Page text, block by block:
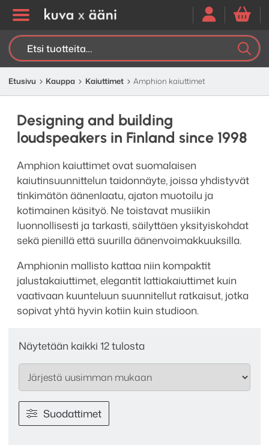
Etsi:
Etusivu Kauppa Kaiuttimet Amphion kaiuttimet
Designing and building
loudspeakers in Finland since 1998
Amphion kaiuttimet ovat suomalaisen
kaiutinsuunnittelun taidonnäyte, joissa yhdistyvät
tinkimätön äänenlaatu, ajaton muotoilu ja
kotimainen käsityö. Ne toistavat musiikin
luonnollisesti ja tarkasti, säilyttäen yksityiskohdat
sekä pienillä että suurilla äänenvoimakkuuksilla.
Amphionin mallisto kattaa niin kompaktit
jalustakaiuttimet, elegantit lattiakaiuttimet kuin
vaativaan kuunteluun suunnitellut ratkaisut, jotka
sopivat yhtä hyvin kotiin kuin studioon.
Näytetään kaikki 12 tulosta
by
latest
Suodattimet